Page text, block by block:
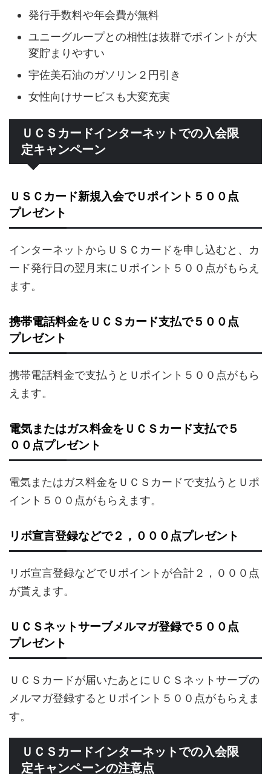
発行手数料や年会費が無料
ユニーグループとの相性は抜群でポイントが大
変貯まりやすい
宇佐美石油のガソリン２円引き
女性向けサービスも大変充実
ＵＣＳカードインターネットでの入会限
定キャンペーン
ＵＳＣカード新規入会でＵポイント５００点
プレゼント
インターネットからＵＳＣカードを申し込むと、カ
ード発行日の翌月末にＵポイント５００点がもらえ
ます。
携帯電話料金をＵＣＳカード支払で５００点
プレゼント
携帯電話料金で支払うとＵポイント５００点がもら
えます。
電気またはガス料金をＵＣＳカード支払で５
００点プレゼント
電気またはガス料金をＵＣＳカードで支払うとＵポ
イント５００点がもらえます。
リボ宣言登録などで２，０００点プレゼント
リボ宣言登録などでＵポイントが合計２，０００点
が貰えます。
ＵＣＳネットサーブメルマガ登録で５００点
プレゼント
ＵＣＳカードが届いたあとにＵＣＳネットサーブの
メルマガ登録するとＵポイント５００点がもらえま
す。
ＵＣＳカードインターネットでの入会限
定キャンペーンの注意点